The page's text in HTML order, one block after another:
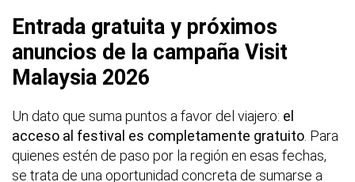
Entrada gratuita y próximos
anuncios de la campaña Visit
Malaysia 2026
Un dato que suma puntos a favor del viajero: el
acceso al festival es completamente gratuito. Para
quienes estén de paso por la región en esas fechas,
se trata de una oportunidad concreta de sumarse a